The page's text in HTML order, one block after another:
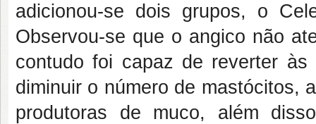
adicionou-se dois grupos, o
Observou-se que o angico não
contudo foi capaz de reverter às
diminuir o número de mastócitos,
produtoras de muco, além